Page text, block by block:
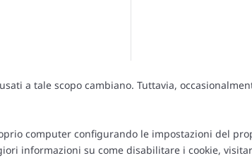
a tale scopo cambiano. Tuttavia,
computer configurando le impostazioni del
informazioni su come disabilitare i cookie,